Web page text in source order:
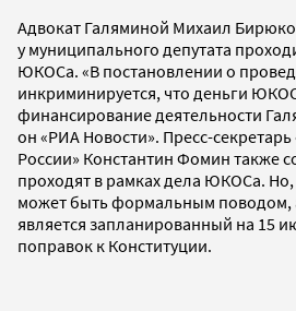
Адвокат Галяминой Михаил
у муниципального депутата
ЮКОСа. «В постановлении о
инкриминируется, что деньги
финансирование деятельности
он «РИА Новости». Пресс-
России» Константин Фомин также
проходят в рамках дела ЮКОСа. Но,
может быть формальным поводом,
является запланированный на 15
поправок к Конституции.